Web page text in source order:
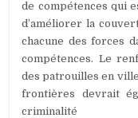
de compétences qui
d’améliorer la
chacune des forces
compétences. Le
des patrouilles en
frontières devrait
criminalité